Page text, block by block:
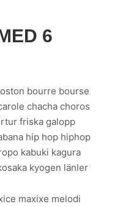
6
bourre bourse
chacha choros
friska galopp
hip hop hiphop
kabuki kagura
kyogen länler
maxixe melodi